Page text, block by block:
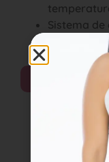
Sistema de
Cuenta
tener